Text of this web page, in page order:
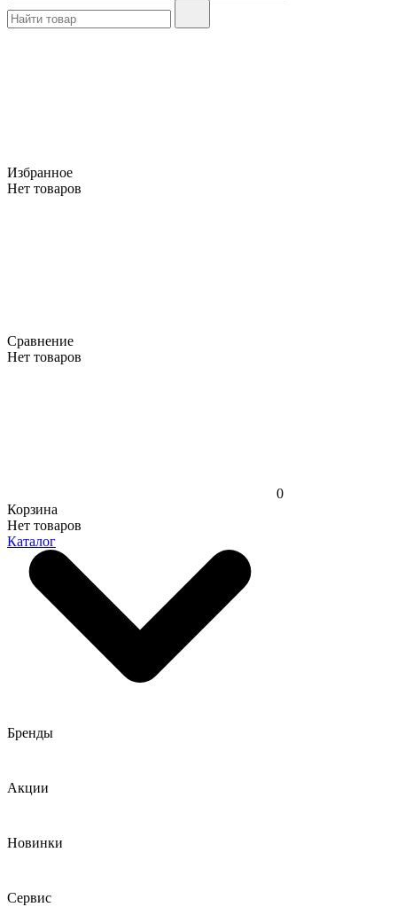
Избранное
Нет товаров
Сравнение
Нет товаров
0
Корзина
Нет товаров
Каталог
Бренды
Акции
Новинки
Сервис